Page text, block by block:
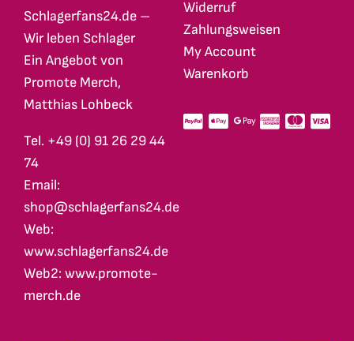
Schlagerfans24.de –
Wir leben Schlager
Ein Angebot von
Promote Merch,
Matthias Lohbeck
Tel. +49 (0) 91 26 29 44
74
Email:
shop@schlagerfans24.de
Web:
www.schlagerfans24.de
Web2: www.promote-
merch.de
Widerruf
Zahlungsweisen
My Account
Warenkorb